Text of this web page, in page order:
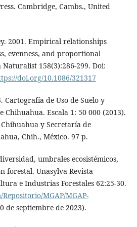
Cambridge, Cambs., United
2001. Empirical relationships
evenness, and proportional
158(3):286-299. Doi:
doi.org/10.1086/321317
Cartografía de Uso de Suelo y
Chihuahua. Escala 1: 50 000 (2013).
y Secretaría de
Chih., México. 97 p.
umbrales ecosistémicos,
forestal. Unasylva Revista
e Industrias Forestales 62:25-30.
MGAP/MGAP-
de septiembre de 2023).